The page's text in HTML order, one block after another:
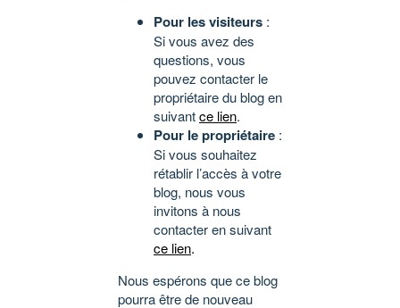
Pour les visiteurs :
Si vous avez des
questions, vous
pouvez contacter le
propriétaire du blog en
suivantce lien.
Pour le propriétaire :
Si vous souhaitez
rétablir l’accès à votre
blog, nous vous
invitons à nous
contacter en suivant
ce lien.
Nous espérons que ce blog
pourra être de nouveau